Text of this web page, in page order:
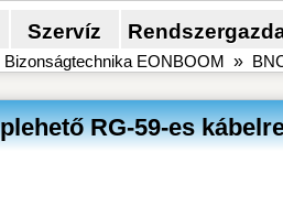
Szervíz
Bizonságtechnika EONBOOM »
RG-59-es